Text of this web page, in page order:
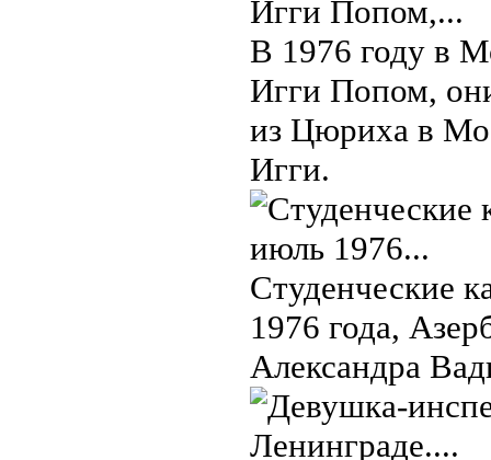
В 1976 году в
Игги Попом,
из Цюриха в
Игги.
Студенческие
1976 года,
Александра